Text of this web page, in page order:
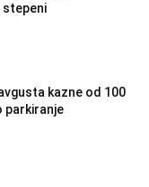
stepeni
kazne od 100
parkiranje